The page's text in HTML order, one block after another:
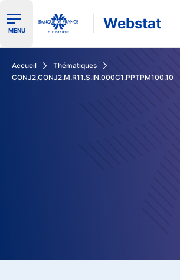
Ouvrir le menu de navigation
MENU Webstat
Accueil
Thématiques
CONJ2,CONJ2.M.R11.S.IN.000C1.PPTPM100.10